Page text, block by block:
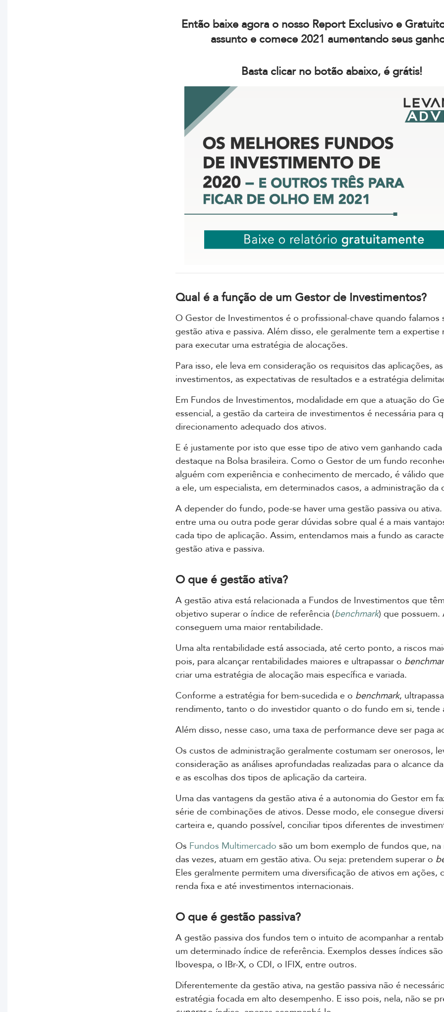
Então baixe agora o nosso Report Exclusivo e
assunto e comece 2021 aumentando seus
Basta clicar no botão abaixo, é grátis!
Qual é a função de um Gestor de Investimentos?
O Gestor de Investimentos é o profissional-chave quando falamos
gestão ativa e passiva. Além disso, ele geralmente tem a expertise
para executar uma estratégia de alocações.
Para isso, ele leva em consideração os requisitos das aplicações,
investimentos, as expectativas de resultados e a estratégia
Em Fundos de Investimentos, modalidade em que a atuação do
essencial, a gestão da carteira de investimentos é necessária para
direcionamento adequado dos ativos.
E é justamente por isto que esse tipo de ativo vem ganhando cada
destaque na Bolsa brasileira. Como o Gestor de um fundo
alguém com experiência e conhecimento de mercado, é válido
a ele, um especialista, em determinados casos, a administração da
A depender do fundo, pode-se haver uma gestão passiva ou
entre uma ou outra pode gerar dúvidas sobre qual é a mais
cada tipo de aplicação. Assim, entendamos mais a fundo as
gestão ativa e passiva.
O que é gestão ativa?
A gestão ativa está relacionada a Fundos de Investimentos que
objetivo superar o índice de referência (benchmark) que possuem.
conseguem uma maior rentabilidade.
Uma alta rentabilidade está associada, até certo ponto, a riscos
pois, para alcançar rentabilidades maiores e ultrapassar o
criar uma estratégia de alocação mais específica e variada.
Conforme a estratégia for bem-sucedida e o benchmark,
rendimento, tanto o do investidor quanto o do fundo em si, tende
Além disso, nesse caso, uma taxa de performance deve ser paga
Os custos de administração geralmente costumam ser onerosos,
consideração as análises aprofundadas realizadas para o alcance
e as escolhas dos tipos de aplicação da carteira.
Uma das vantagens da gestão ativa é a autonomia do Gestor em
série de combinações de ativos. Desse modo, ele consegue
carteira e, quando possível, conciliar tipos diferentes de
Os Fundos Multimercado são um bom exemplo de fundos que, na
das vezes, atuam em gestão ativa. Ou seja: pretendem superar o
Eles geralmente permitem uma diversificação de ativos em ações,
renda fixa e até investimentos internacionais.
O que é gestão passiva?
A gestão passiva dos fundos tem o intuito de acompanhar a
um determinado índice de referência. Exemplos desses índices
Ibovespa, o IBr-X, o CDI, o IFIX, entre outros.
Diferentemente da gestão ativa, na gestão passiva não é
estratégia focada em alto desempenho. E isso pois, nela, não se